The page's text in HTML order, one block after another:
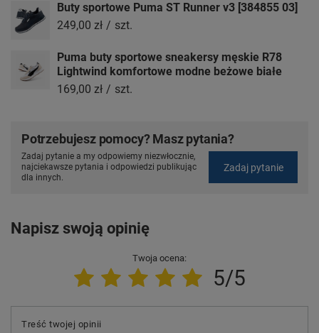
Buty sportowe Puma ST Runner v3 [384855 03]
249,00 zł / szt.
Puma buty sportowe sneakersy męskie R78
Lightwind komfortowe modne beżowe białe
169,00 zł / szt.
Potrzebujesz pomocy? Masz pytania?
Zadaj pytanie a my odpowiemy niezwłocznie,
najciekawsze pytania i odpowiedzi publikując
dla innych.
Zadaj pytanie
Napisz swoją opinię
Twoja ocena:
5/5
Treść twojej opinii